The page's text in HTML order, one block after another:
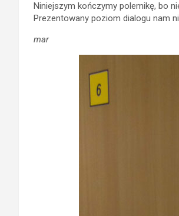
Niniejszym kończymy polemikę, bo
Prezentowany poziom dialogu nam
mar